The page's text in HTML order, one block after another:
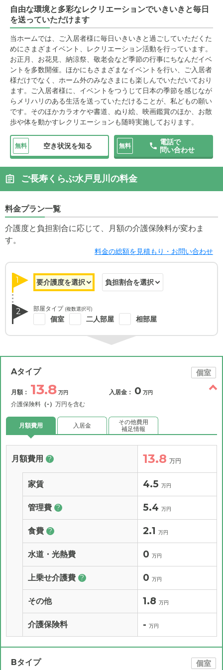
自由な環境と多彩なレクリエーションでいきいきと毎日
を送っていただけます
当ホームでは、ご入居者様に毎日いきいきと過ごしていただくた
めにさまざまイベント、レクリエーション活動を行っています。
お正月、お花見、納涼祭、敬老会など季節の行事にちなんだイベ
ントを多数開催。ほかにもさまざまなイベントを行い、ご入居者
様だけでなく、ホーム外のみなさまにも楽しんでいただいており
ます。ご入居者様に、イベントをつうじて日本の季節を感じなが
らメリハリのある生活を送っていただけることが、私どもの願い
です。そのほかカラオケや書道、ぬり絵、映画鑑賞のほか、お散
歩や体を動かすレクリエーションも随時実施しております。
無料 空き状況を知る 無料
電話で
問い合わせ
ご長寿くらぶ水戸見川の料金
料金プラン一覧
介護度と負担割合に応じて、月額の介護保険料が変わま
す。
料金の総額を見積もり・お問い合わせ
1
2 部屋タイプ (複数選択可)
個室 二人部屋 相部屋
Aタイプ 個室
月額： 13.8 万円
介護保険料 （-） 万円を含む
入居金： 0 万円
月額費用 入居金
その他費用
補足情報
月額費用 ? 13.8 万円
家賃 4.5 万円
管理費 ? 5.4 万円
食費 ? 2.1 万円
水道・光熱費 0 万円
上乗せ介護費 ? 0 万円
その他 1.8 万円
介護保険料 - 万円
Bタイプ 個室